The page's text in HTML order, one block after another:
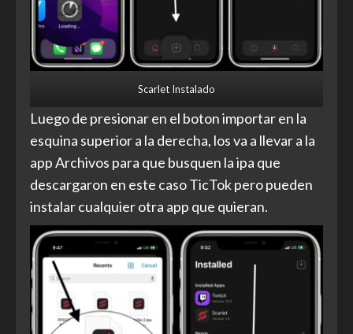
Scarlet Instalado
Luego de presionar en el boton importar en la
esquina superior a la derecha, los va a llevar a la
app Archivos para que busquen la ipa que
descargaron en este caso TicTok pero pueden
instalar cualquier otra app que quieran.